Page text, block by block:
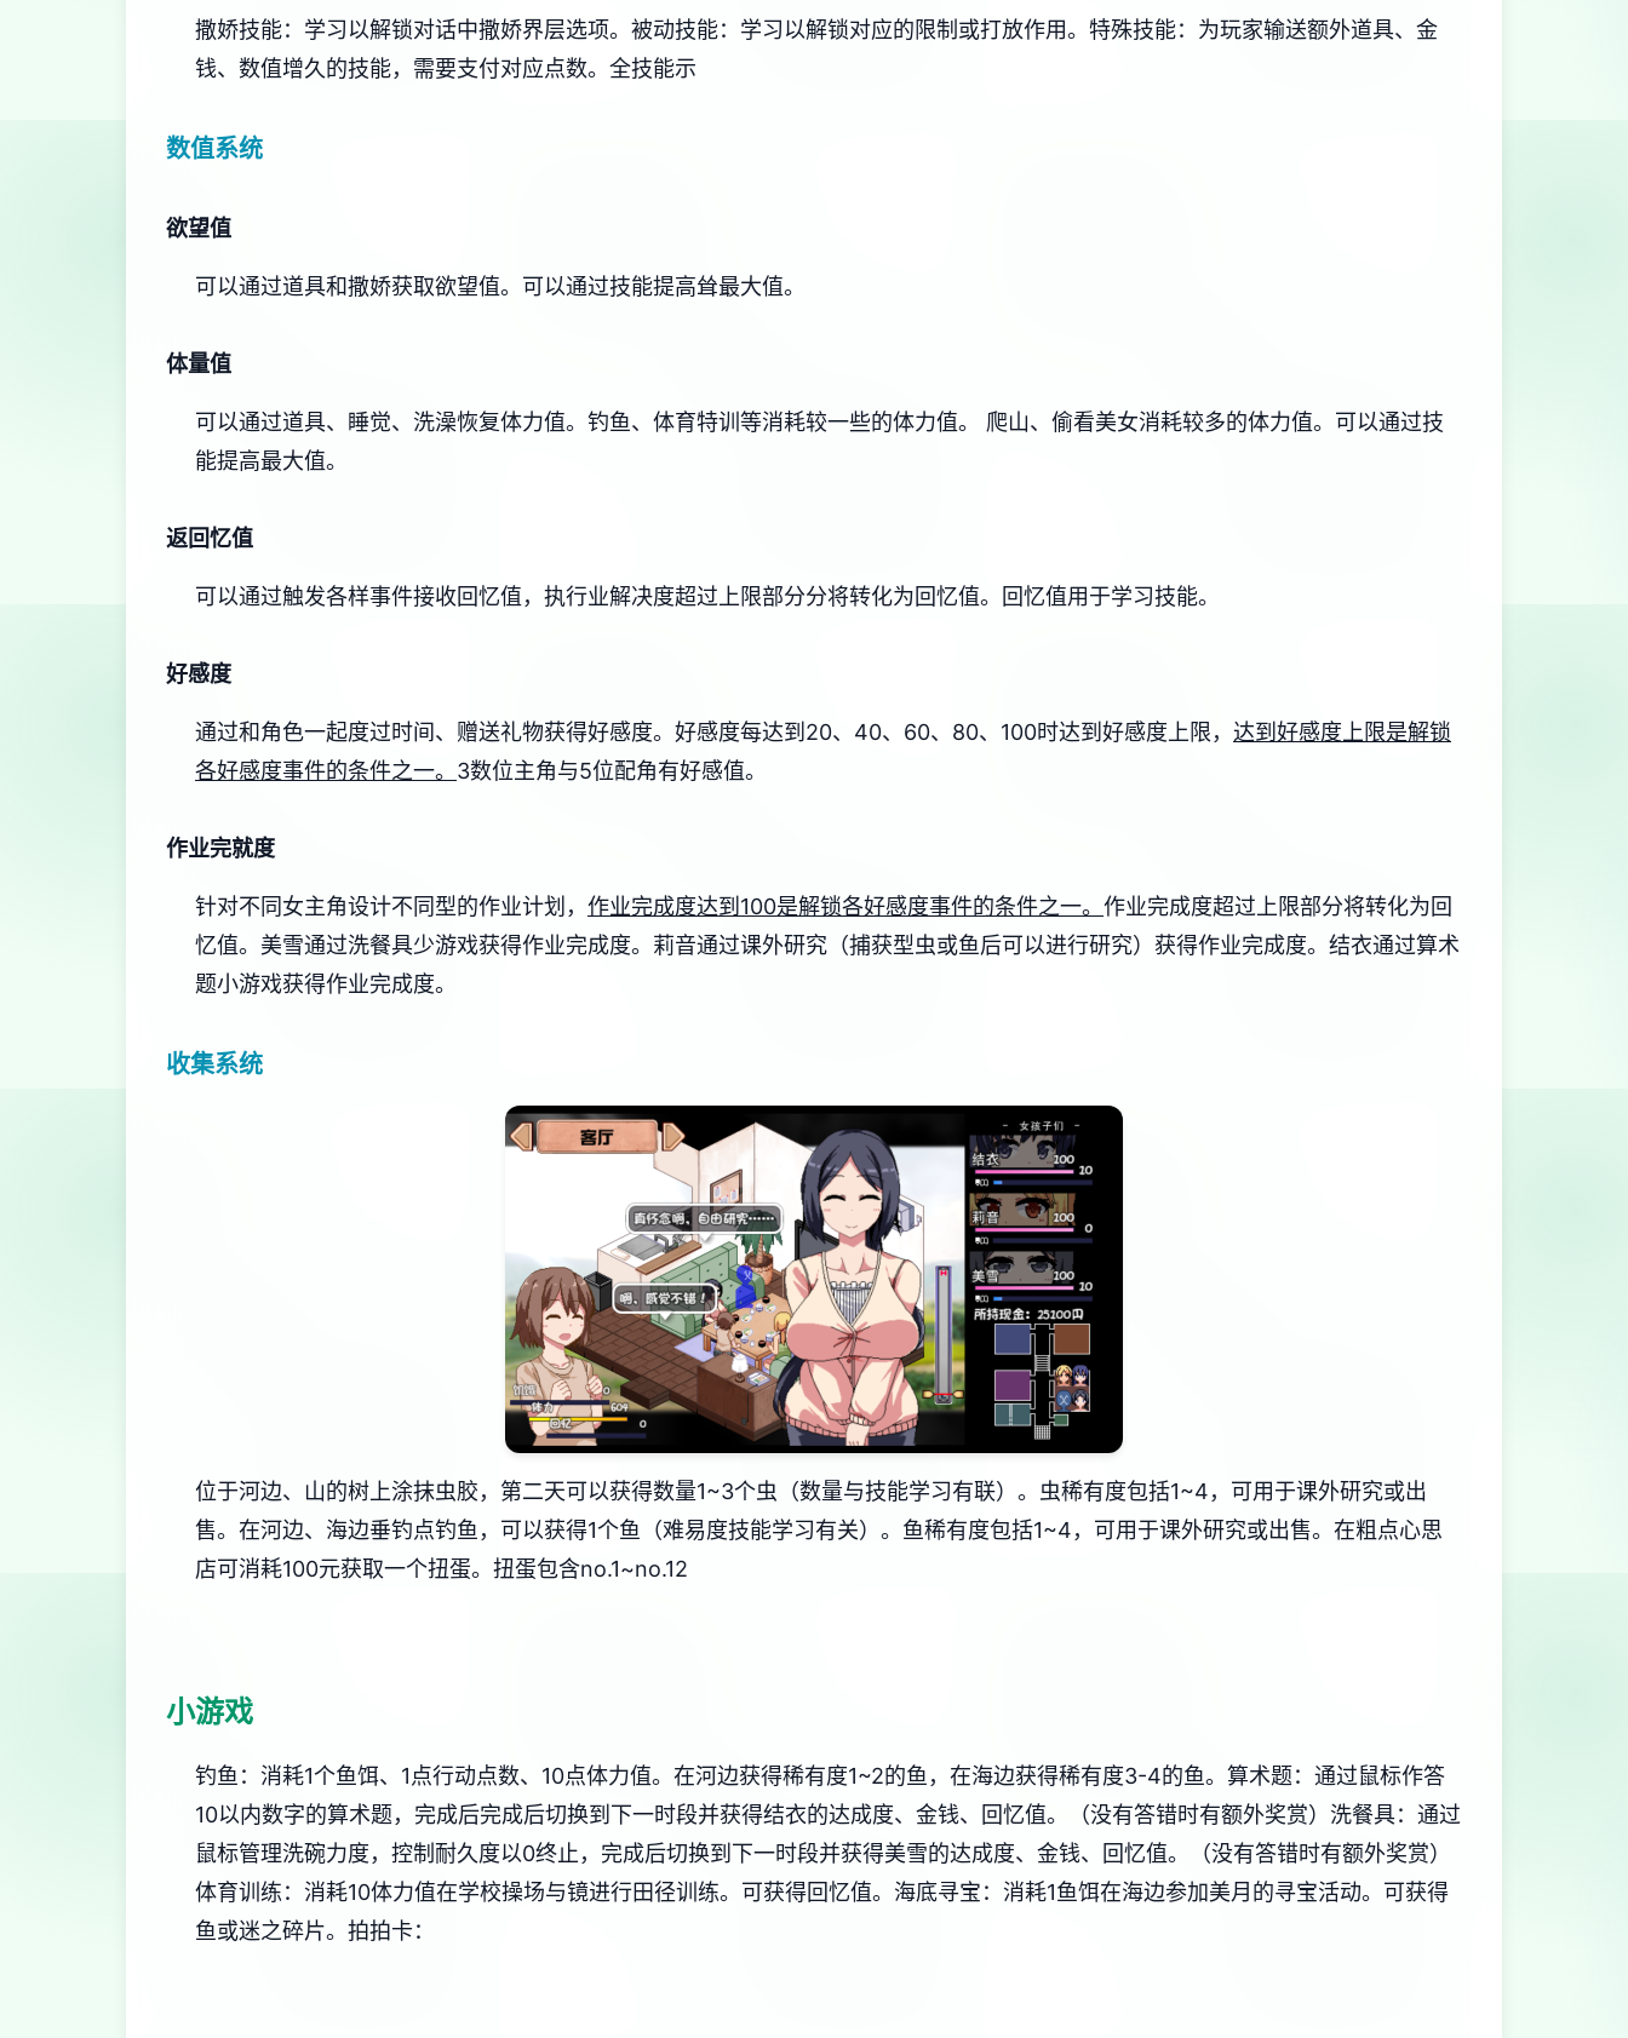
撒娇技能：学习以解锁对话中撒娇界层选项。 被动技能：学习以解锁对应的限制或打放作用。 特殊技能：为玩家输送额外道具、金
钱、数值增久的技能，需要支付对应点数。 全技能示
数值系统
欲望值
可以通过道具和撒娇获取欲望值。 可以通过技能提高耸最大值。
体量值
可以通过道具、睡觉、洗澡恢复体力值。 钓鱼、体育特训等消耗较一些的体力值。 爬山、偷看美女消耗较多的体力值。 可以通过技
能提高最大值。
返回忆值
可以通过触发各样事件接收回忆值，执行业解决度超过上限部分分将转化为回忆值。 回忆值用于学习技能。
好感度
通过和角色一起度过时间、赠送礼物获得好感度。 好感度每达到20、40、60、80、100时达到好感度上限， 达到好感度上限是解锁
各好感度事件的条件之一。 3数位主角与5位配角有好感值。
作业完就度
针对不同女主角设计不同型的作业计划， 作业完成度达到100是解锁各好感度事件的条件之一。 作业完成度超过上限部分将转化为回
忆值。 美雪通过洗餐具少游戏获得作业完成度。 莉音通过课外研究（捕获型虫或鱼后可以进行研究）获得作业完成度。 结衣通过算术
题小游戏获得作业完成度。
收集系统
位于河边、山的树上涂抹虫胶，第二天可以获得数量1~3个虫（数量与技能学习有联）。虫稀有度包括1~4，可用于课外研究或出
售。 在河边、海边垂钓点钓鱼，可以获得1个鱼（难易度技能学习有关）。鱼稀有度包括1~4，可用于课外研究或出售。 在粗点心思
店可消耗100元获取一个扭蛋。扭蛋包含no.1~no.12
小游戏
钓鱼：消耗1个鱼饵、1点行动点数、10点体力值。在河边获得稀有度1~2的鱼，在海边获得稀有度3-4的鱼。 算术题：通过鼠标作答
10以内数字的算术题，完成后完成后切换到下一时段并获得结衣的达成度、金钱、回忆值。（没有答错时有额外奖赏） 洗餐具：通过
鼠标管理洗碗力度，控制耐久度以0终止，完成后切换到下一时段并获得美雪的达成度、金钱、回忆值。（没有答错时有额外奖赏）
体育训练：消耗10体力值在学校操场与镜进行田径训练。可获得回忆值。 海底寻宝：消耗1鱼饵在海边参加美月的寻宝活动。可获得
鱼或迷之碎片。 拍拍卡：